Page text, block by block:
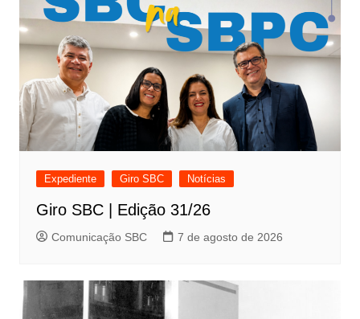
Expediente Giro SBC Notícias
Giro SBC | Edição 31/26
Comunicação SBC 7 de agosto de 2026